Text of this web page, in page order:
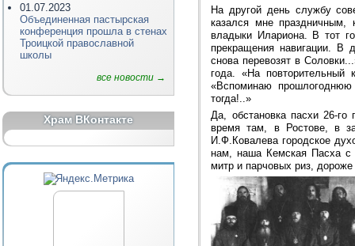
01.07.2023
Объединенная пастырская
конференция прошла в стенах
Троицкой православной
школы
все новости →
Храм ВКонтакте
На другой день службу
казался мне
владыки Илариона. В тот
прекращения навигации. В
снова перевозят в
года. «На
«Вспоминаю
тогда!..»
Да, обстановка пасхи 26-
время там, в Ростове, в
И.Ф.Ковалева городское
нам, наша Кемская Пасха с
митр и парчовых риз,